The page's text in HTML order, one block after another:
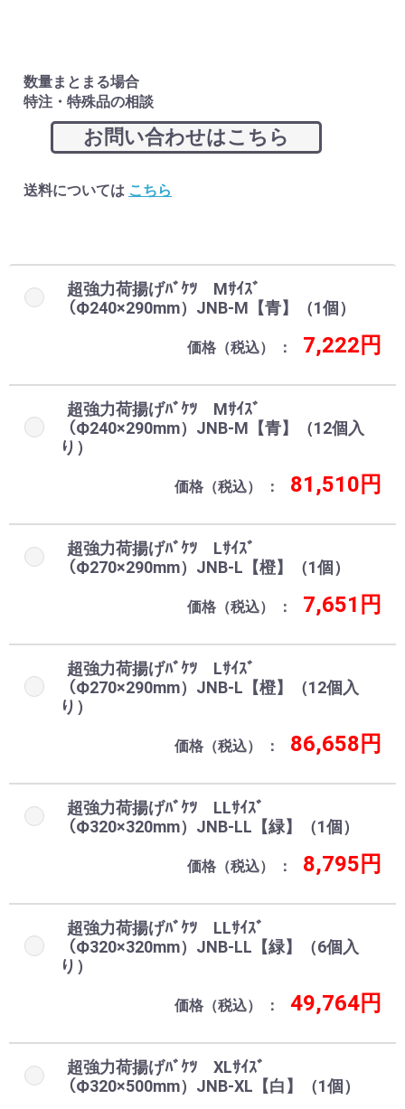
数量まとまる場合
特注・特殊品の相談
お問い合わせはこちら
送料については こちら
超強力荷揚げﾊﾞｹﾂ Mｻｲｽﾞ
（Ф240×290mm）JNB-M【青】（1個）
価格（税込） 7,222円
超強力荷揚げﾊﾞｹﾂ Mｻｲｽﾞ
（Ф240×290mm）JNB-M【青】（12個入
り）
価格（税込） 81,510円
超強力荷揚げﾊﾞｹﾂ Lｻｲｽﾞ
（Ф270×290mm）JNB-L【橙】（1個）
価格（税込） 7,651円
超強力荷揚げﾊﾞｹﾂ Lｻｲｽﾞ
（Ф270×290mm）JNB-L【橙】（12個入
り）
価格（税込） 86,658円
超強力荷揚げﾊﾞｹﾂ LLｻｲｽﾞ
（Ф320×320mm）JNB-LL【緑】（1個）
価格（税込） 8,795円
超強力荷揚げﾊﾞｹﾂ LLｻｲｽﾞ
（Ф320×320mm）JNB-LL【緑】（6個入
り）
価格（税込） 49,764円
超強力荷揚げﾊﾞｹﾂ XLｻｲｽﾞ
（Ф320×500mm）JNB-XL【白】（1個）